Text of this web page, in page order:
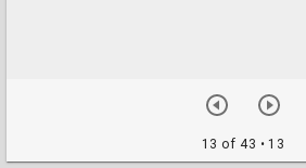
13 of 43 • 13